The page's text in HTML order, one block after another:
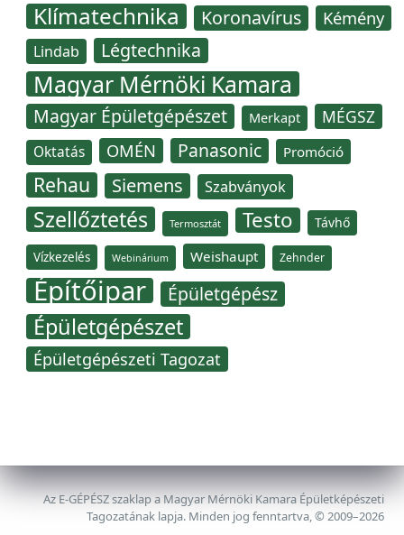
Klímatechnika Koronavírus Kémény
Lindab Légtechnika
Magyar Mérnöki Kamara
Magyar Épületgépészet Merkapt MÉGSZ
Oktatás OMÉN Panasonic Promóció
Rehau Siemens Szabványok
Szellőztetés Termosztát Testo Távhő
Vízkezelés Webinárium Weishaupt Zehnder
Építőipar Épületgépész
Épületgépészet
Épületgépészeti Tagozat
Az E-GÉPÉSZ szaklap a Magyar Mérnöki Kamara Épületképészeti
Tagozatának lapja. Minden jog fenntartva, © 2009–2026